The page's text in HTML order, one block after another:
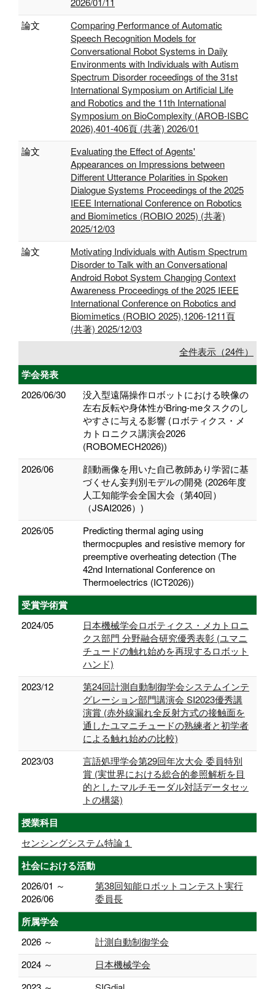
論文
Comparing Performance of Automatic
Speech Recognition Models for
Conversational Robot Systems in Daily
Environments with Individuals with Autism
Spectrum Disorder roceedings of the 31st
International Symposium on Artificial Life
and Robotics and the 11th International
Symposium on BioComplexity (AROB-ISBC
2026),401-406頁 (共著) 2026/01
論文
Evaluating the Effect of Agents'
Appearances on Impressions between
Different Utterance Polarities in Spoken
Dialogue Systems Proceedings of the 2025
IEEE International Conference on Robotics
and Biomimetics (ROBIO 2025) (共著)
2025/12/03
論文
Motivating Individuals with Autism Spectrum
Disorder to Talk with an Conversational
Android Robot System Changing Context
Awareness Proceedings of the 2025 IEEE
International Conference on Robotics and
Biomimetics (ROBIO 2025),1206-1211頁
(共著) 2025/12/03
全件表示（24件）
学会発表
2026/06/30
没入型遠隔操作ロボットにおける映像の
左右反転や身体性がBring-meタスクのし
やすさに与える影響 (ロボティクス・メ
カトロニクス講演会2026
(ROBOMECH2026))
2026/06
顔動画像を用いた自己教師あり学習に基
づくせん妄判別モデルの開発 (2026年度
人工知能学会全国大会（第40回）
（JSAI2026）)
2026/05
Predicting thermal aging using
thermocpuples and resistive memory for
preemptive overheating detection (The
42nd International Conference on
Thermoelectrics (ICT2026))
受賞学術賞
2024/05
日本機械学会ロボティクス・メカトロニ
クス部門 分野融合研究優秀表彰 (ユマニ
チュードの触れ始めを再現するロボット
ハンド)
2023/12
第24回計測自動制御学会システムインテ
グレーション部門講演会 SI2023優秀講
演賞 (赤外線漏れ全反射方式の接触面を
通したユマニチュードの熟練者と初学者
による触れ始めの比較)
2023/03
言語処理学会第29回年次大会 委員特別
賞 (実世界における総合的参照解析を目
的としたマルチモーダル対話データセッ
トの構築)
授業科目
センシングシステム特論１
社会における活動
2026/01 ～
2026/06
第38回知能ロボットコンテスト実行
委員長
所属学会
2026 ～
計測自動制御学会
2024 ～
日本機械学会